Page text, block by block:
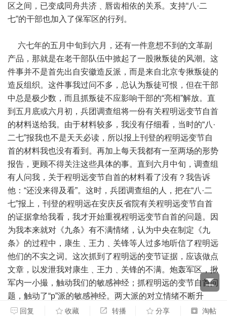
区之间，已变成同舟共济﹑唇齿相依的关系。支持“八·二
七”的干部也加入了保军区的行列。
六七年的五月中旬到六月，还有一件意想不到的文革副
产品，那就是在老干部队伍中掀起了一股揪叛徒的风潮。这
件事并不是首先出自安徽造反派，而是来自北京专揪叛徒的
造反组织。这件事我过问不多，总认为叛徒可恨，但在干部
中总是极少数，而且抓叛徒不应影响干部的“亮相”解放。直
到五月底或六月初，兵团调查组将一份有关程明远变节自首
的材料送给我。由于材料较多，我没有仔细看，当时的“八·
二七”报我也不是天天必读，所以报上刊登的程明远变节自
首的材料我也没有看到。再加上每天我都有一至两场的形势
报告，更顾不得关注这些具体的事。直到六月中旬，调查组
有人问我，关于程明远变节自首的材料看了没有？我告诉
他：“还没来得及看”。这时，兵团调查组的人，把在“八·二
七”报上，刊登的程明远在安庆反省院有关程明远变节自首
的证据拿给我看，我才开始重视程明远变节自首的问题。因
为我本来就对《九条》有不满情绪，认为中央在制定《九
条》的过程中，康生﹑王力﹑关锋等人过多地听信了程明远
他们的不实之词。这次抓到了程明远的变节证据，应该做点
文章，以发泄我对康生﹑王力﹑关锋的不满。炮轰军区，揪
军内一小撮，触动我们的敏感神经；抓程明远的变节自首问
题，触动了“p”派的敏感神经。两大派的对立情绪不断升
级，一直发展到六月二十日，发生了数百名工人冲击军管会
回复 收藏 转播 分享 淘帖